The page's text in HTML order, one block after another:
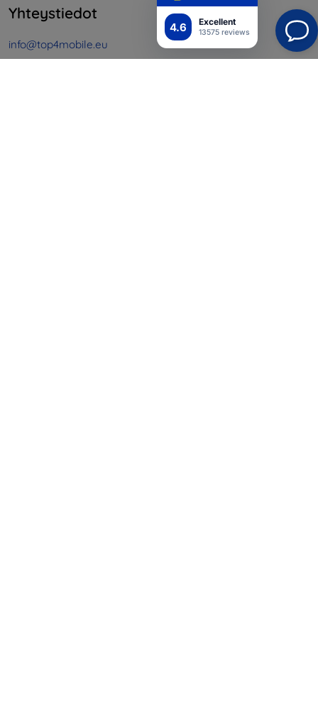
4.6 Excellent
13575 reviews
Yhteystiedot
info@top4mobile.eu